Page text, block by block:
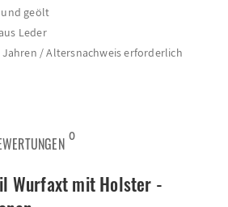
geölt
Leder
/ Altersnachweis erforderlich
0
Wurfaxt mit Holster -